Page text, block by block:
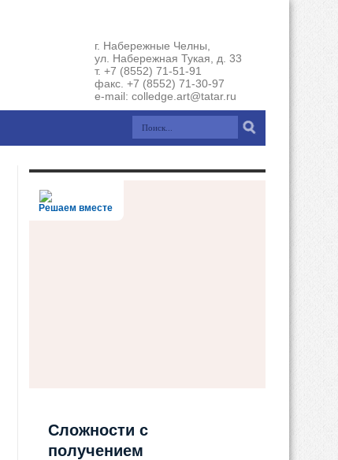
г. Набережные Челны,
ул. Набережная Тукая, д. 33
т. +7 (8552) 71-51-91
факс. +7 (8552) 71-30-97
e-mail: colledge.art@tatar.ru
Решаем вместе
Сложности с
получением